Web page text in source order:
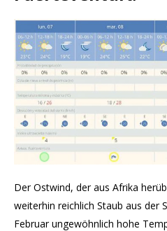
Der Ostwind, der aus Afrika
weiterhin reichlich Staub aus der
Februar ungewöhnlich hohe